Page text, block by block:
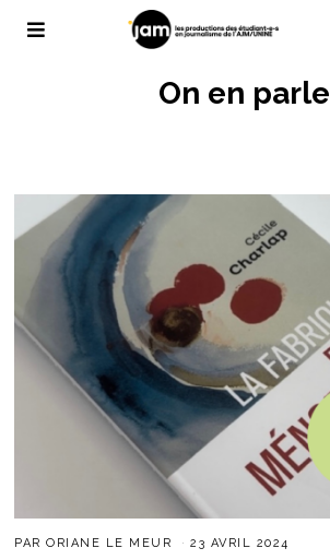
On en parle
PARORIANE LE MEUR 23 AVRIL 2024